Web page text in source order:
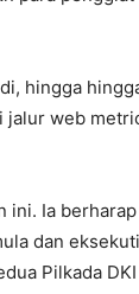
hingga
web
ini. Ia
dan
Pilkada